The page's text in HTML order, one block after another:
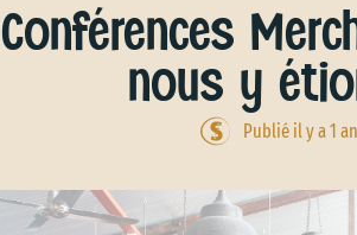
Conférences
nous y
Publié il y a 1 an